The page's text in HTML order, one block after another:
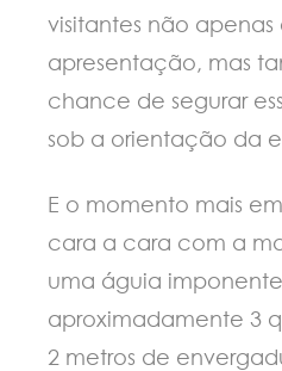
visitantes não apenas
apresentação, mas
chance de segurar
sob a orientação da
E o momento mais
cara a cara com a
uma águia
aproximadamente 3
2 metros de